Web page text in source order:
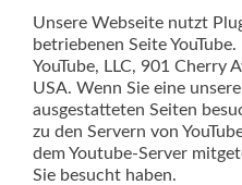
Unsere Webseite nutzt
betriebenen Seite
YouTube, LLC, 901 Cherry
USA. Wenn Sie eine
ausgestatteten Seiten
zu den Servern von
dem Youtube-Server
Sie besucht haben.